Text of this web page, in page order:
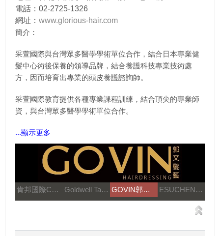
電話：02-2725-1326
網址： www.glorious-hair.com
簡介：
采萱國際與台灣眾多醫學學術單位合作，結合日本專業健
髮中心術後保養的領導品牌，結合養護科技專業技術處
方，因而培育出專業的頭皮養護諮詢師。
采萱國際教育提供各種專業課程訓練，結合頂尖的專業師
資，與台灣眾多醫學學術單位合作。
...顯示更多
肯邦國際Canbran Goldwell Taiwan GOVIN郭文髮藝 ESUCHEN藝思晨